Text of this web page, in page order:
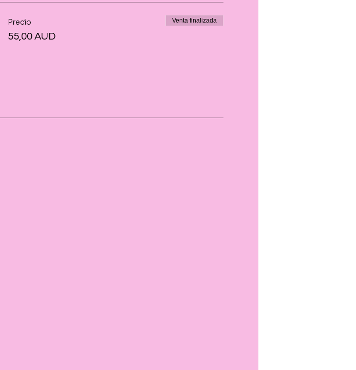
Precio
55,00 AUD
Venta finalizada